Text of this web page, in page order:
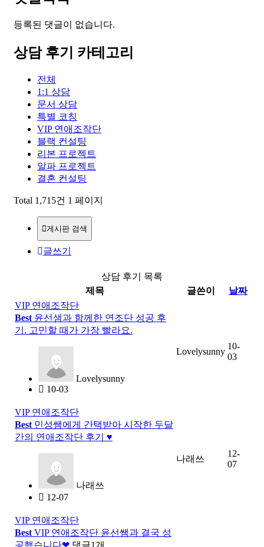
등록된 댓글이 없습니다.
상담 후기 카테고리
전체
1:1 상담
문서 상담
특별 코칭
VIP 연애조작단
블랙 컨설팅
리본 프로젝트
알파 프로젝트
결혼 컨설팅
Total 1,715건 1 페이지
게시판 검색
글쓰기
상담 후기 목록
제목
글쓴이
날짜
VIP 연애조작단
Best 윤선샘과 함께한 연조단 성공 후
기. 고민할 때가 가장 빨라요.
Lovelysunny
10-03
Lovelysunny
10-
03
VIP 연애조작단
Best 민성쌤에게 간택받아 시작한 두달
간의 연애조작단 후기 ♥
나래쓰
12-07
나래쓰
12-
07
VIP 연애조작단
Best VIP 연애조작단 윤선쌤과 결국 성